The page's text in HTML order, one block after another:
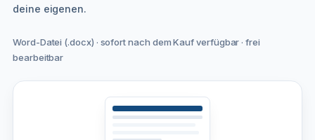
deine eigenen.
Word-Datei (.docx) · sofort nach dem Kauf verfügbar · frei
bearbeitbar